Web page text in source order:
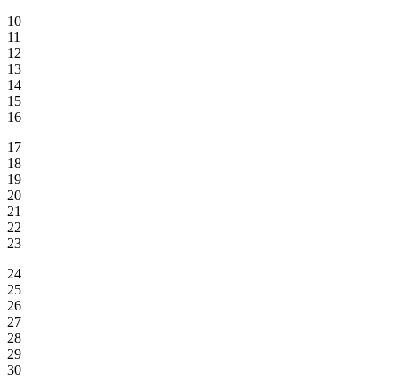
10
11
12
13
14
15
16
17
18
19
20
21
22
23
24
25
26
27
28
29
30